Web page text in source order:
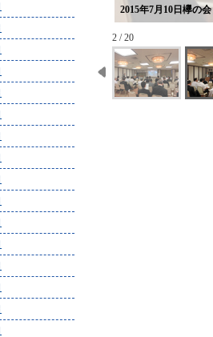
2015年7月10日欅の
2 / 20